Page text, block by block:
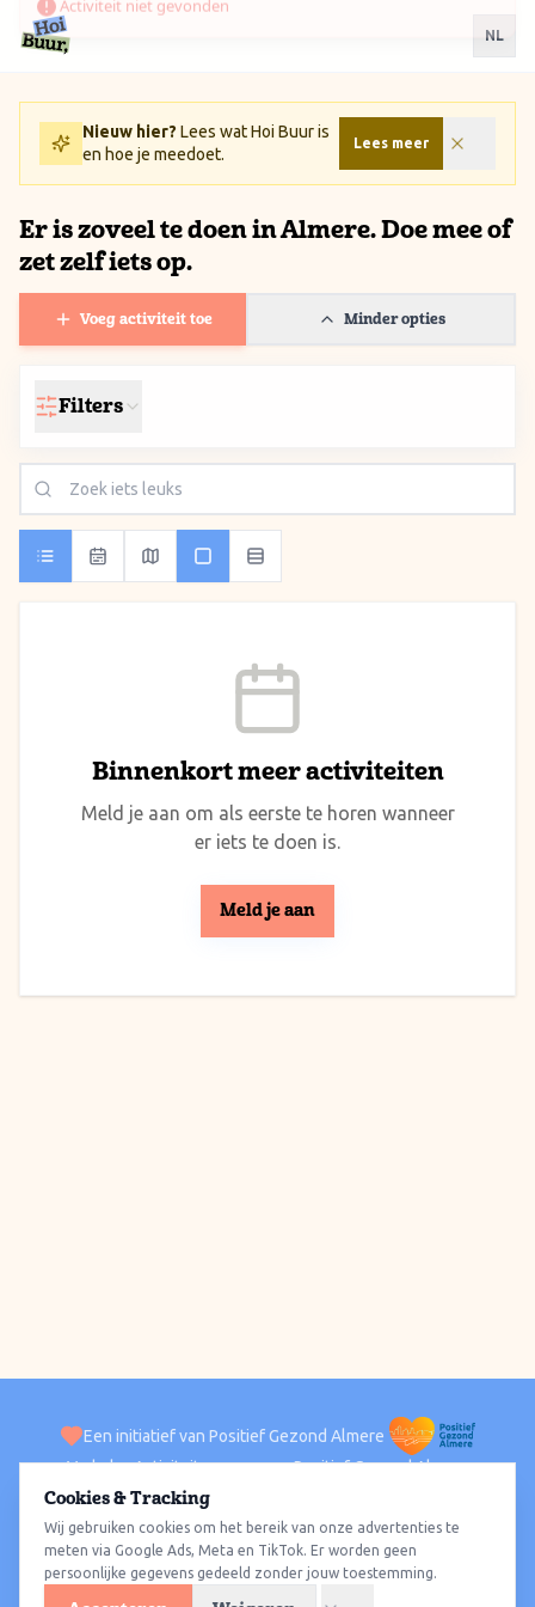
Ga naar inhoud / Skip to content
NL
Nieuw hier? Lees wat Hoi Buur is
en hoe je meedoet.
Lees meer
Er is zoveel te doen in Almere. Doe mee of
zet zelf iets op.
Voeg activiteit toe Minder opties
Filters
Binnenkort meer activiteiten
Meld je aan om als eerste te horen wanneer
er iets te doen is.
Meld je aan
Een initiatief van Positief Gezond Almere
VerhalenActiviteiten Positief Gezond Almere
ACTIVITEITEN PER WIJK
Alle wijkenAlmere HavenAlmere StadAlmere BuitenAlmere Poort
Almere HoutAlmere OosterwoldWat te doen
Cookies & Tracking
Wij gebruiken cookies om het bereik van onze advertenties te
meten via Google Ads, Meta en TikTok. Er worden geen
persoonlijke gegevens gedeeld zonder jouw toestemming.